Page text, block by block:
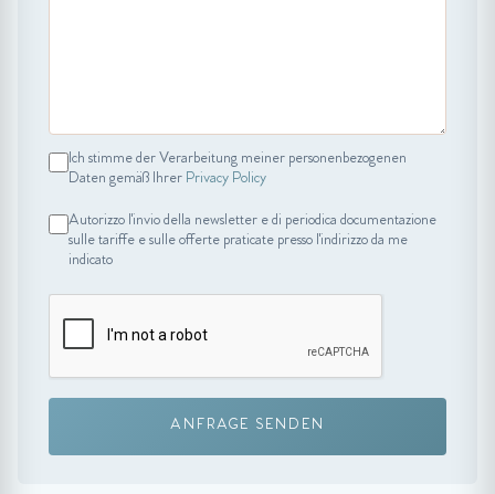
Ich stimme der Verarbeitung meiner personenbezogenen
Daten gemäß Ihrer Privacy Policy
Autorizzo l'invio della newsletter e di periodica documentazione
sulle tariffe e sulle offerte praticate presso l'indirizzo da me
indicato
ANFRAGE SENDEN